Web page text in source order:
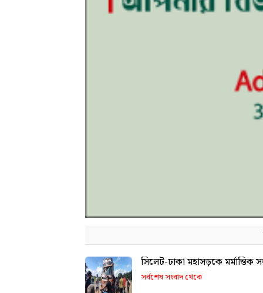
সিলেট-ঢাকা মহাসড়কে মর্মান্তিক
সর্বশেষ সংবাদ থেকে